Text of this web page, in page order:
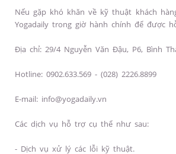
Nếu gặp khó khăn về kỹ thuật khách
Yogadaily trong giờ hành chính để được
Địa chỉ: 29/4 Nguyễn Văn Đậu, P6, Bình
Hotline: 0902.633.569 - (028) 2226.8899
E-mail: info@yogadaily.vn
Các dịch vụ hỗ trợ cụ thể như sau:
- Dịch vụ xử lý các lỗi kỹ thuật.